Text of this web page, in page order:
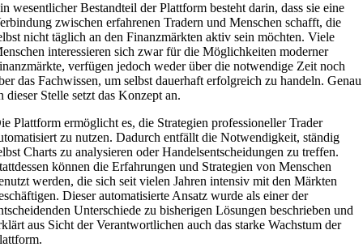
wesentlicher Bestandteil der Plattform besteht darin, dass sie eine
zwischen erfahrenen Tradern und Menschen schafft, die
nicht täglich an den Finanzmärkten aktiv sein möchten. Viele
interessieren sich zwar für die Möglichkeiten moderner
verfügen jedoch weder über die notwendige Zeit noch
das Fachwissen, um selbst dauerhaft erfolgreich zu handeln. Genau
dieser Stelle setzt das Konzept an.
Plattform ermöglicht es, die Strategien professioneller Trader
zu nutzen. Dadurch entfällt die Notwendigkeit, ständig
Charts zu analysieren oder Handelsentscheidungen zu treffen.
können die Erfahrungen und Strategien von Menschen
werden, die sich seit vielen Jahren intensiv mit den Märkten
Dieser automatisierte Ansatz wurde als einer der
Unterschiede zu bisherigen Lösungen beschrieben und
aus Sicht der Verantwortlichen auch das starke Wachstum der